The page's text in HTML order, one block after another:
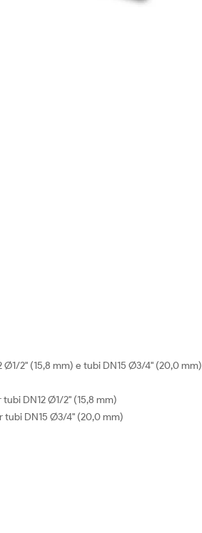
Ø1/2" (15,8 mm) e tubi DN15 Ø3/4" (20,0 mm)
DN12 Ø1/2" (15,8 mm)
tubi DN15 Ø3/4" (20,0 mm)